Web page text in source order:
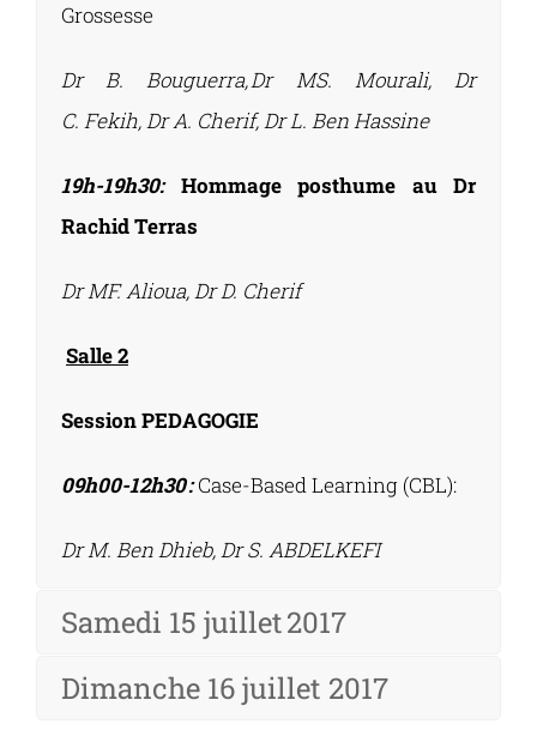
Grossesse
Dr B. Bouguerra, Dr MS. Mourali, Dr
C. Fekih, Dr A. Cherif, Dr L. Ben Hassine
19h-19h30:Hommage posthume au Dr
Rachid Terras
Dr MF. Alioua, Dr D. Cherif
Salle 2
Session PEDAGOGIE
09h00-12h30 :Case-Based Learning (CBL):
Dr M. Ben Dhieb, Dr S. ABDELKEFI
Samedi 15 juillet 2017
Dimanche 16 juillet 2017